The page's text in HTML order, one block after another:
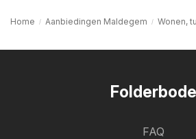
Home Aanbiedingen Maldegem Wonen,
Folderbode
FAQ